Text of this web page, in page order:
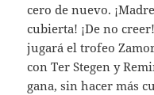
cero de nuevo.
cubierta! ¡De no
jugará el trofeo
con Ter Stegen y
gana, sin hacer más